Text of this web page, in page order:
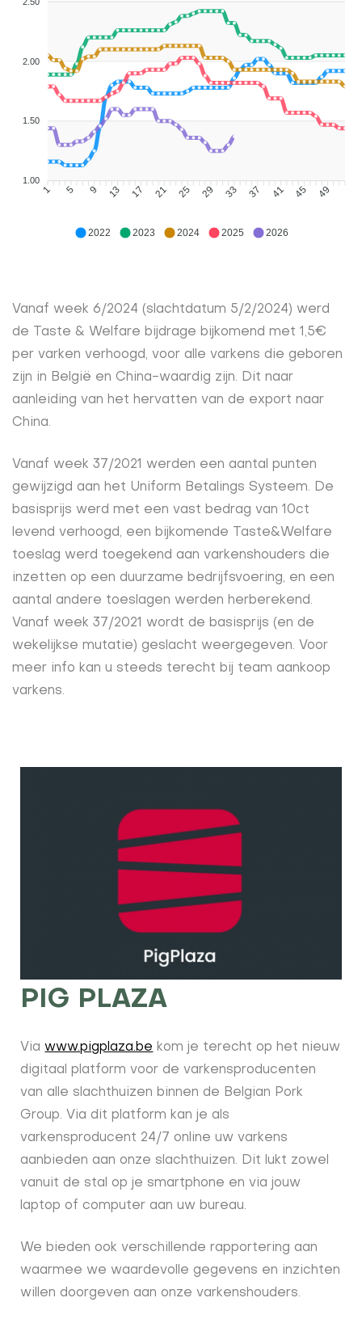
2.00
1.50
1.00
1 5 9 13 17 21 25 29 33 37 41 45 49
2022 2023 2024 2025 2026
Vanaf week 6/2024 (slachtdatum 5/2/2024) werd
de Taste & Welfare bijdrage bijkomend met 1,5€
per varken verhoogd, voor alle varkens die geboren
zijn in België en China-waardig zijn. Dit naar
aanleiding van het hervatten van de export naar
China.
Vanaf week 37/2021 werden een aantal punten
gewijzigd aan het Uniform Betalings Systeem. De
basisprijs werd met een vast bedrag van 10ct
levend verhoogd, een bijkomende Taste&Welfare
toeslag werd toegekend aan varkenshouders die
inzetten op een duurzame bedrijfsvoering, en een
aantal andere toeslagen werden herberekend.
Vanaf week 37/2021 wordt de basisprijs (en de
wekelijkse mutatie) geslacht weergegeven. Voor
meer info kan u steeds terecht bij team aankoop
varkens.
PIG PLAZA
Viawww.pigplaza.be kom je terecht op het nieuw
digitaal platform voor de varkensproducenten
van alle slachthuizen binnen de Belgian Pork
Group. Via dit platform kan je als
varkensproducent 24/7 online uw varkens
aanbieden aan onze slachthuizen. Dit lukt zowel
vanuit de stal op je smartphone en via jouw
laptop of computer aan uw bureau.
We bieden ook verschillende rapportering aan
waarmee we waardevolle gegevens en inzichten
willen doorgeven aan onze varkenshouders.